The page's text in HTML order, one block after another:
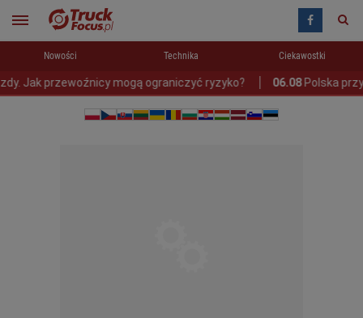
Nowości Technika Ciekawostki
przewoźnicy mogą ograniczyć ryzyko? 06.08 Polska